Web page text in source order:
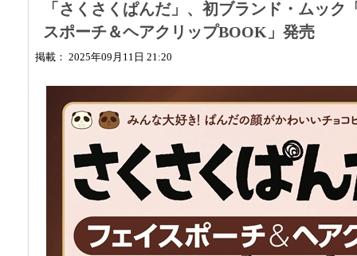
「さくさくぱんだ」、初ブランド・ムック
スポーチ＆ヘアクリップBOOK」発売
掲載： 2025年09月11日 21:20